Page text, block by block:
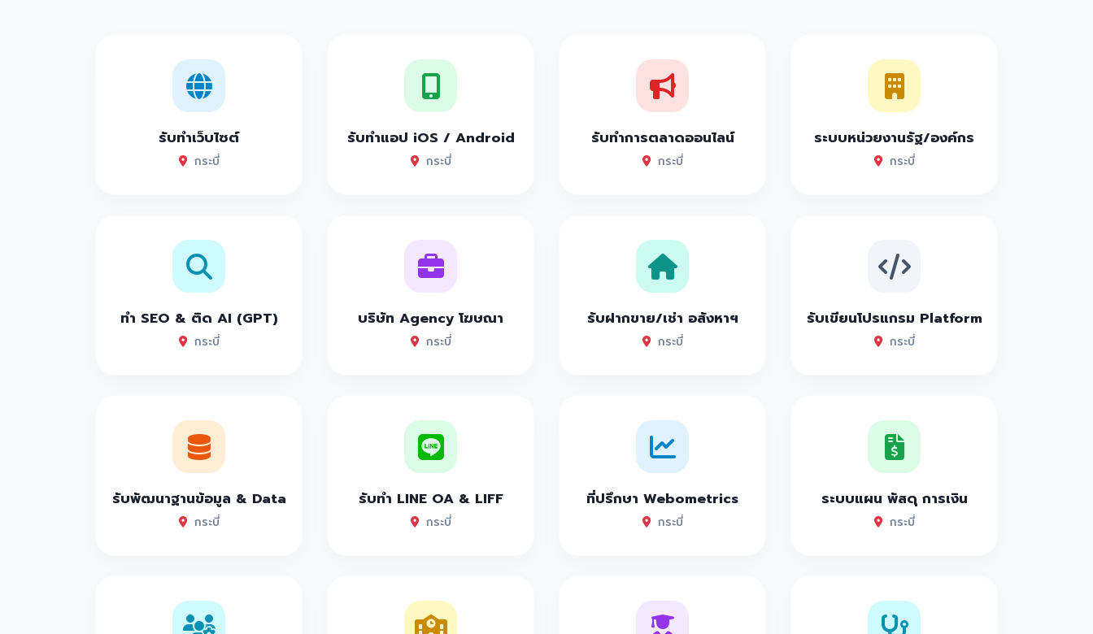
รับทำเว็บไซต์
กระบี่
รับทำแอป iOS / Android
กระบี่
รับทำการตลาดออนไลน์
กระบี่
ระบบหน่วยงานรัฐ/องค์กร
กระบี่
ทำ SEO & ติด AI (GPT)
กระบี่
บริษัท Agency โฆษณา
กระบี่
รับฝากขาย/เช่า อสังหาฯ
กระบี่
รับเขียนโปรแกรม Platform
กระบี่
รับพัฒนาฐานข้อมูล & Data
กระบี่
รับทำ LINE OA & LIFF
กระบี่
ที่ปรึกษา Webometrics
กระบี่
ระบบแผน พัสดุ การเงิน
กระบี่